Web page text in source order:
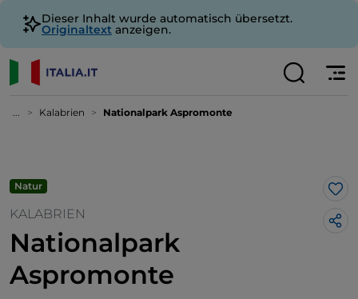
Dieser Inhalt wurde automatisch übersetzt.
Originaltext anzeigen.
... Kalabrien Nationalpark Aspromonte
Natur
KALABRIEN
Nationalpark
Aspromonte